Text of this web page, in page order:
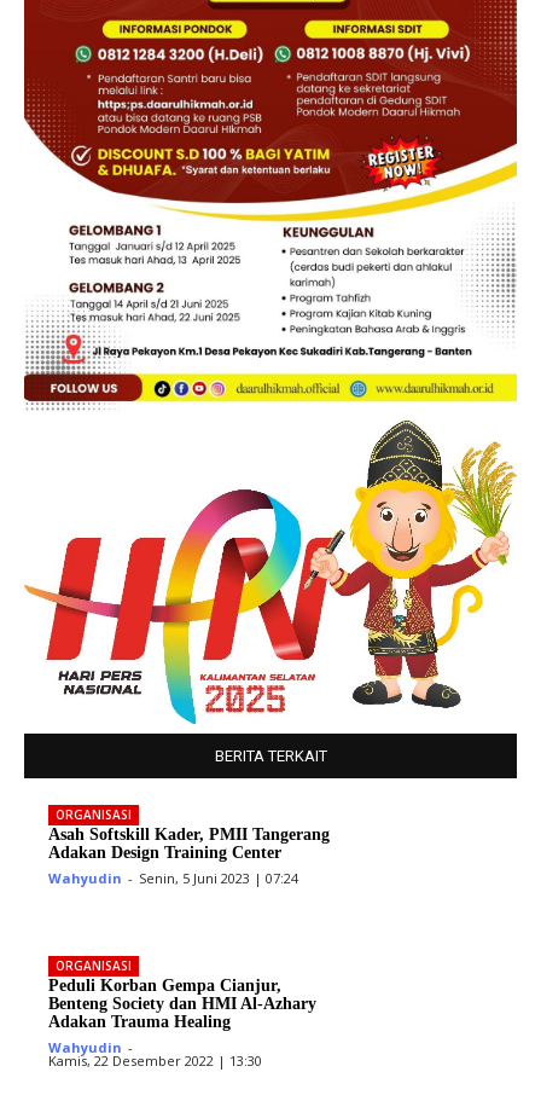
BERITA TERKAIT
ORGANISASI
Asah Softskill Kader, PMII Tangerang
Adakan Design Training Center
Wahyudin - Senin, 5 Juni 2023 | 07:24
ORGANISASI
Peduli Korban Gempa Cianjur,
Benteng Society dan HMI Al-Azhary
Adakan Trauma Healing
Wahyudin -
Kamis, 22 Desember 2022 | 13:30